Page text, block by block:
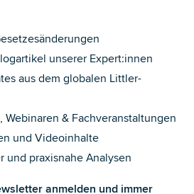
unserer Expert:innen
aus dem globalen Littler-
Webinaren & Fachveranstaltungen
und Videoinhalte
und praxisnahe Analysen
anmelden und immer